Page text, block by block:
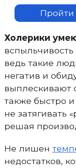
Пройти
Холерики
ведь такие
негатив и
выплескивают
также быстро
не затягивать
решая
Не лишен
недостатков,